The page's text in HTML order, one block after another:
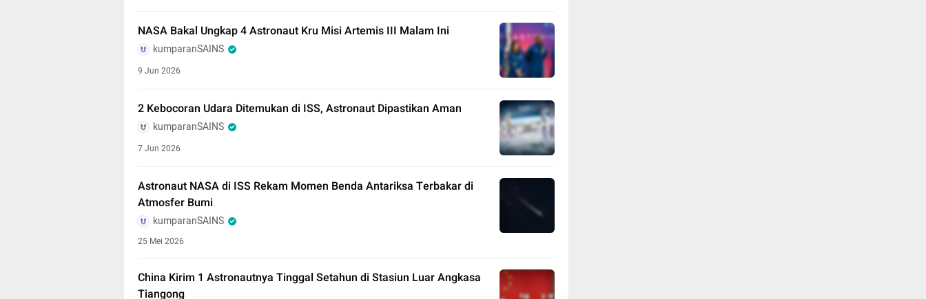
NASA Bakal Ungkap 4 Astronaut Kru Misi Artemis III Malam Ini
kumparanSAINS
9 Jun 2026
2 Kebocoran Udara Ditemukan di ISS, Astronaut Dipastikan Aman
kumparanSAINS
7 Jun 2026
Astronaut NASA di ISS Rekam Momen Benda Antariksa Terbakar di
Atmosfer Bumi
kumparanSAINS
25 Mei 2026
China Kirim 1 Astronautnya Tinggal Setahun di Stasiun Luar Angkasa
Tiangong